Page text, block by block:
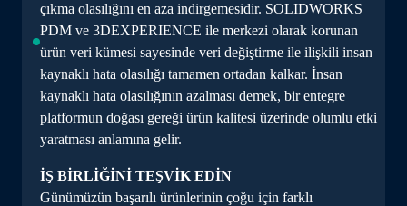
çıkma olasılığını en aza indirgemesidir. SOLIDWORKS
PDM ve 3DEXPERIENCE ile merkezi olarak korunan
ürün veri kümesi sayesinde veri değiştirme ile ilişkili insan
kaynaklı hata olasılığı tamamen ortadan kalkar. İnsan
kaynaklı hata olasılığının azalması demek, bir entegre
platformun doğası gereği ürün kalitesi üzerinde olumlu etki
yaratması anlamına gelir.
İŞ BİRLİĞİNİ TEŞVİK EDİN
Günümüzün başarılı ürünlerinin çoğu için farklı